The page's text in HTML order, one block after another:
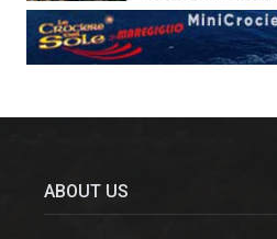
ABOUT US